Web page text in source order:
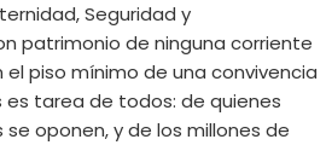
Seguridad y
patrimonio de ninguna corriente
piso mínimo de una convivencia
es tarea de todos: de quienes
oponen, y de los millones de